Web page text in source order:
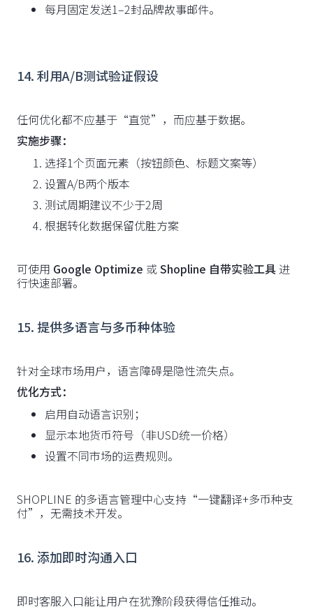
每月固定发送1–2封品牌故事邮件。
14. 利用A/B测试验证假设
任何优化都不应基于“直觉”，而应基于数据。
实施步骤：
选择1个页面元素（按钮颜色、标题文案等）
设置A/B两个版本
测试周期建议不少于2周
根据转化数据保留优胜方案
可使用 Google Optimize 或Shopline 自带实验工具进
行快速部署。
15. 提供多语言与多币种体验
针对全球市场用户，语言障碍是隐性流失点。
优化方式：
启用自动语言识别；
显示本地货币符号（非USD统一价格）
设置不同市场的运费规则。
SHOPLINE 的多语言管理中心支持“一键翻译+多币种支
付”，无需技术开发。
16. 添加即时沟通入口
即时客服入口能让用户在犹豫阶段获得信任推动。